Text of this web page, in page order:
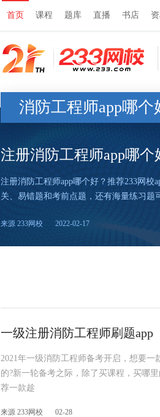
首页 课程 题库 直播 书店
消防工程师app哪个
注册消防工程师app哪个
注册消防工程师app哪个好？推荐233网
关、易错题和考前点题，还有海量练习
来源 233网校 2022-02-17
一级注册消防工程师刷题app
2021年一级消防工程师备考开启，想要一
的?新一轮备考之际，除了买课程，买哪
荐一款趁
来源 233网校 02-28